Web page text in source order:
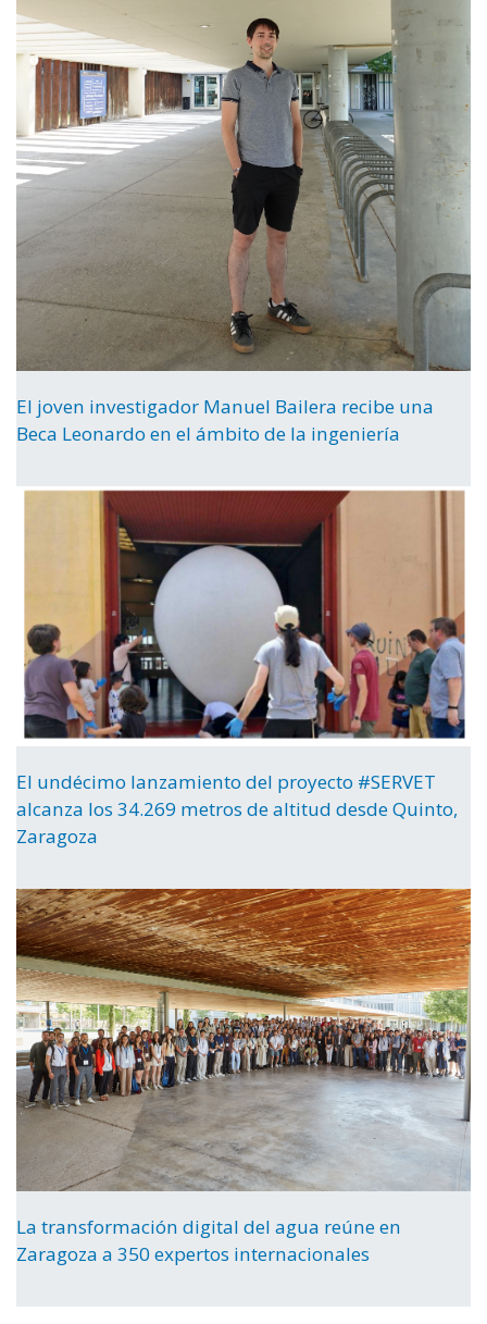
El joven investigador Manuel Bailera recibe una
Beca Leonardo en el ámbito de la ingeniería
El undécimo lanzamiento del proyecto #SERVET
alcanza los 34.269 metros de altitud desde Quinto,
Zaragoza
La transformación digital del agua reúne en
Zaragoza a 350 expertos internacionales